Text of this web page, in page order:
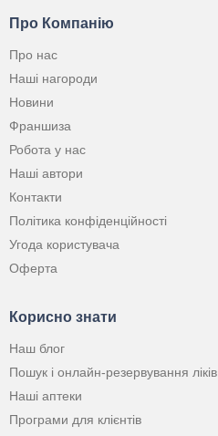
Про Компанію
Про нас
Наші нагороди
Новини
Франшиза
Робота у нас
Наші автори
Контакти
Політика конфіденційності
Угода користувача
Оферта
Корисно знати
Наш блог
Пошук і онлайн-резервування ліків
Наші аптеки
Програми для клієнтів